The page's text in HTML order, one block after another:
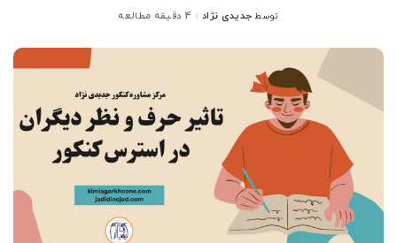
ارسال
توسط جدیدی نژاد 4 دقیقه مطالعه